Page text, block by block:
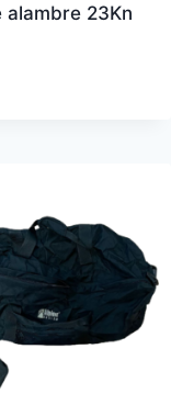
alambre 23Kn